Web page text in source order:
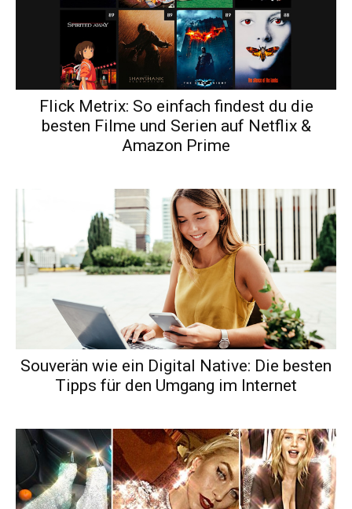
Flick Metrix: So einfach findest du die
besten Filme und Serien auf Netflix &
Amazon Prime
Souverän wie ein Digital Native: Die besten
Tipps für den Umgang im Internet